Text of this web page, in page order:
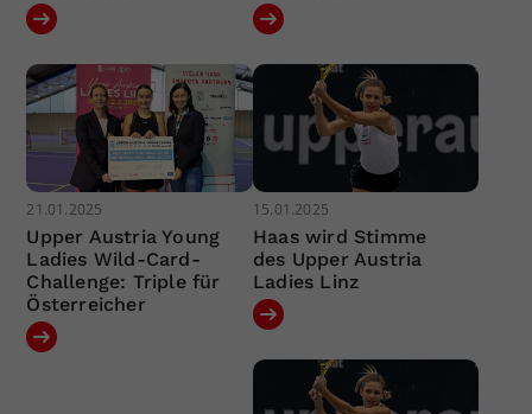
21.01.2025
Upper Austria Young
Ladies Wild-Card-
Challenge: Triple für
Österreicher
15.01.2025
Haas wird Stimme
des Upper Austria
Ladies Linz